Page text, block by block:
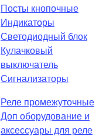
Посты кнопочные
Индикаторы
Светодиодный блок
Кулачковый
выключатель
Сигнализаторы
Реле промежуточные
Доп оборудование и
аксессуары для реле